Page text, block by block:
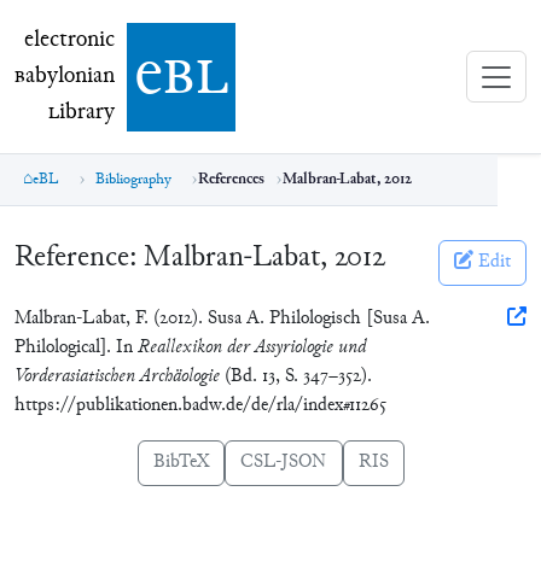
electronic Babylonian Library (eBL)
electronic
Babylonian
Library ebl
eBL Bibliography References Malbran-Labat, 2012
Reference: Malbran-Labat, 2012 Edit
Malbran-Labat, F. (2012). Susa A. Philologisch [Susa A.
Philological]. InReallexikon der Assyriologie und
Vorderasiatischen Archäologie (Bd. 13, S. 347–352).
https://publikationen.badw.de/de/rla/index#11265
BibTeX CSL-JSON RIS